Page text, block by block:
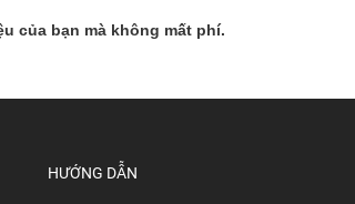
của bạn mà không mất phí.
HƯỚNG DẪN